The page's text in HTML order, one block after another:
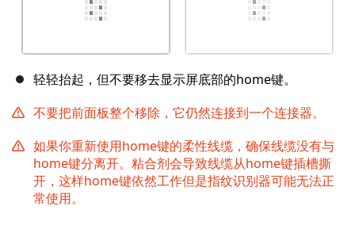
轻轻抬起，但不要移去显示屏底部的home键。
不要把前面板整个移除，它仍然连接到一个连接器。
如果你重新使用home键的柔性线缆，确保线缆没有与
home键分离开。粘合剂会导致线缆从home键插槽撕
开，这样home键依然工作但是指纹识别器可能无法正
常使用。